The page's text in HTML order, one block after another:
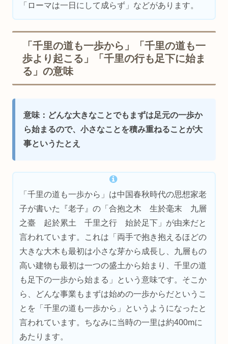
「ローマは一日にして成らず」などがあります。
「千里の道も一歩から」「千里の道も一
歩より起こる」「千里の行も足下に始ま
る」の意味
意味：どんな大きなことでもまずは足元の一歩か
ら始まるので、小さなことを積み重ねることが大
事というたとえ
「千里の道も一歩から」は中国春秋時代の思想家老
子が書いた『老子』の「合抱之木 生於毫末 九層
之臺 起於累土 千里之行 始於足下」が由来だと
言われています。これは「両手で抱き抱えるほどの
大きな大木も最初は小さな芽から成長し、九層もの
高い建物も最初は一つの盛土から始まり、千里の道
も足下の一歩から始まる」という意味です。そこか
ら、どんな事業もまずは始めの一歩からだというこ
とを「千里の道も一歩から」というようになったと
言われています。ちなみに当時の一里は約400mに
あたります。